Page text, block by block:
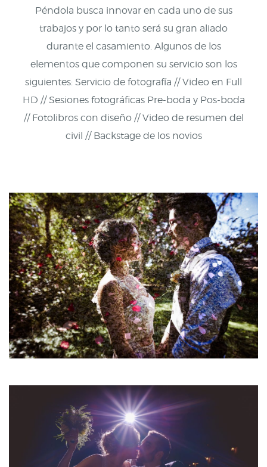
Péndola busca innovar en cada uno de sus
trabajos y por lo tanto será su gran aliado
durante el casamiento. Algunos de los
elementos que componen su servicio son los
siguientes: Servicio de fotografía // Video en Full
HD // Sesiones fotográficas Pre-boda y Pos-boda
// Fotolibros con diseño // Video de resumen del
civil // Backstage de los novios